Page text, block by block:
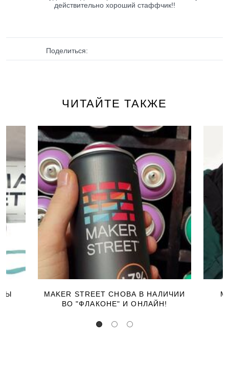
действительно хороший стаффчик!!
Поделиться:
ЧИТАЙТЕ ТАКЖЕ
MAKER STREET СНОВА В НАЛИЧИИ
ВО "ФЛАКОНЕ" И ОНЛАЙН!